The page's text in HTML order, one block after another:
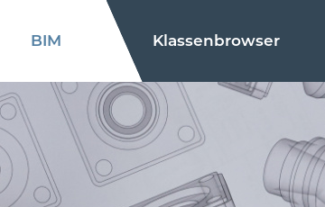
BIM Klassenbrowser
Änderungsvorschlag